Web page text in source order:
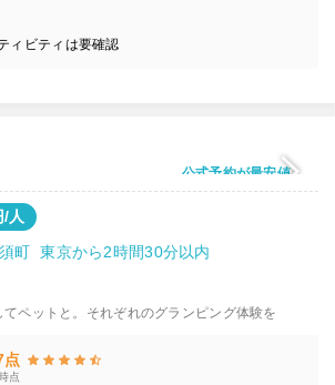
ィビティは要確認
公式予約が最安値
人
町 東京から2時間30分以内
ペットと。それぞれのグランピング体験を
点
点